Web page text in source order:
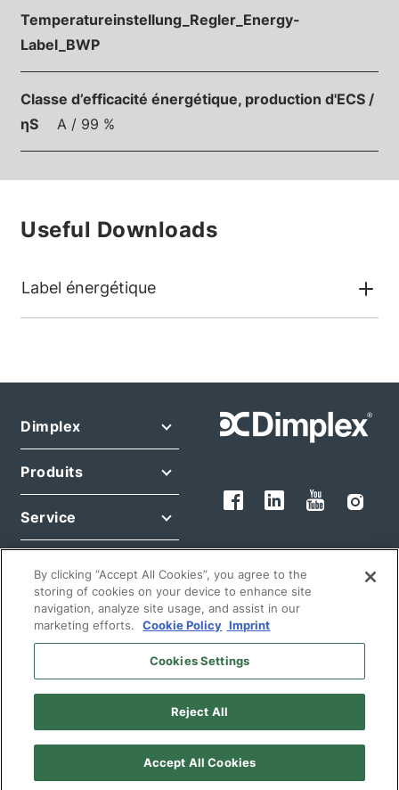
Temperatureinstellung_Regler_Energy-
Label_BWP
Classe d’efficacité énergétique, production d'ECS /
ηS
A / 99 %
Useful Downloads
Label énergétique
Dimplex
Produits
Service
© 2026 Glen Dimplex Deutschland GmbH
By clicking “Accept All Cookies”, you agree to the
storing of cookies on your device to enhance site
navigation, analyze site usage, and assist in our
marketing efforts.
Cookie Policy Imprint
Cookies Settings
Reject All
Accept All Cookies